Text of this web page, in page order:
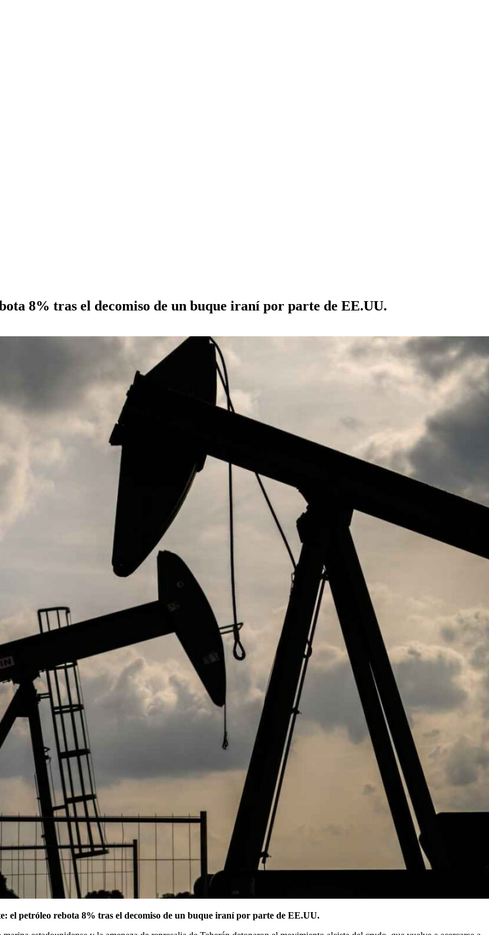
8% tras el decomiso de un buque iraní por parte de EE.UU.
el petróleo rebota 8% tras el decomiso de un buque iraní por parte de EE.UU.